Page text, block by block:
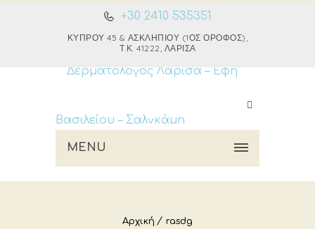
+30 2410 535351
ΚΎΠΡΟΥ 45 & ΑΣΚΛΗΠΙΟΎ (1ΟΣ ΌΡΟΦΟΣ),
Τ.Κ. 41222, ΛΆΡΙΣΑ
MENU
Αρχική rasdg